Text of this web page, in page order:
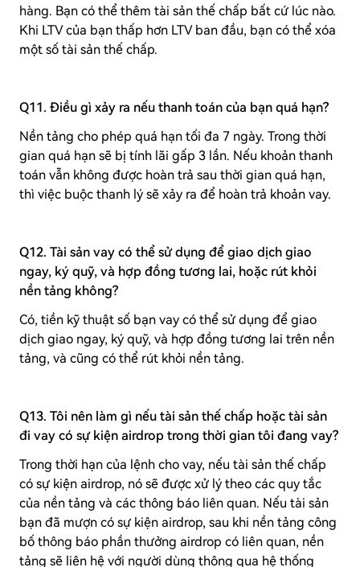
hàng. Bạn có thể thêm tài sản thế chấp bất cứ lúc nào.
Khi LTV của bạn thấp hơn LTV ban đầu, bạn có thể xóa
một số tài sản thế chấp.
Q11. Điều gì xảy ra nếu thanh toán của bạn quá hạn?
Nền tảng cho phép quá hạn tối đa 7 ngày. Trong thời
gian quá hạn sẽ bị tính lãi gấp 3 lần. Nếu khoản thanh
toán vẫn không được hoàn trả sau thời gian quá hạn,
thì việc buộc thanh lý sẽ xảy ra để hoàn trả khoản vay.
Q12. Tài sản vay có thể sử dụng để giao dịch giao
ngay, ký quỹ, và hợp đồng tương lai, hoặc rút khỏi
nền tảng không?
Có, tiền kỹ thuật số bạn vay có thể sử dụng để giao
dịch giao ngay, ký quỹ, và hợp đồng tương lai trên nền
tảng, và cũng có thể rút khỏi nền tảng.
Q13. Tôi nên làm gì nếu tài sản thế chấp hoặc tài sản
đi vay có sự kiện airdrop trong thời gian tôi đang vay?
Trong thời hạn của lệnh cho vay, nếu tài sản thế chấp
có sự kiện airdrop, nó sẽ được xử lý theo các quy tắc
của nền tảng và các thông báo liên quan. Nếu tài sản
bạn đã mượn có sự kiện airdrop, sau khi nền tảng công
bố thông báo phần thưởng airdrop có liên quan, nền
tảng sẽ liên hệ với người dùng thông qua hệ thống